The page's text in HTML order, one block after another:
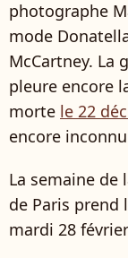
photographe
mode
McCartney. La
pleure encore
morte le 22
encore
La semaine de
de Paris prend
mardi 28